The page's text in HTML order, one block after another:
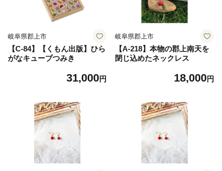
岐阜県郡上市
【C-84】【くもん出版】ひら
がなキューブつみき
31,000円
岐阜県郡上市
【A-218】本物の郡上南天を
閉じ込めたネックレス
18,000円